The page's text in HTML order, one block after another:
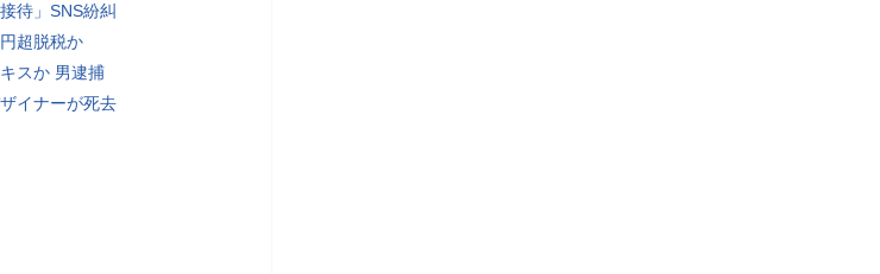
待」SNS紛糾
超脱税か
スか 男逮捕
イナーが死去